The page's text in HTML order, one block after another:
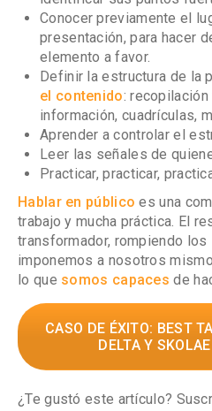
Conocer previamente el
presentación, para hacer
elemento a favor.
Definir la estructura de la
el contenido:
información, cuadrículas,
Aprender a controlar el
Leer las señales de
Practicar, practicar,
Hablar en público es una
trabajo y mucha práctica. El
transformador, rompiendo
imponemos a nosotros
lo que somos capaces de
CASO DE ÉXITO: BEST
DELTA Y
¿Te gustó este artículo?